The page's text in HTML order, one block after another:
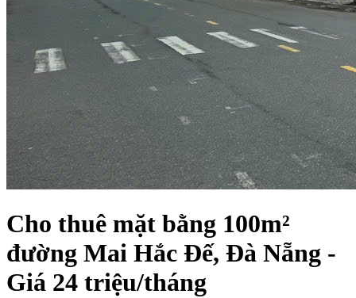
Cho thuê mặt bằng 100m²
đường Mai Hắc Đế, Đà Nẵng -
Giá 24 triệu/tháng